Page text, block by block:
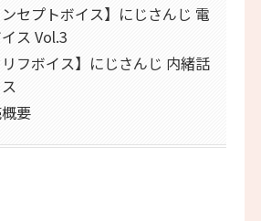
ンセプトボイス】にじさんじ 電
ス Vol.3
リフボイス】にじさんじ 内緒話
要